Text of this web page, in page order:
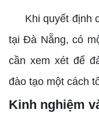
Khi quyết định
tại Đà Nẵng, có
cần xem xét để
đào tạo một cách
Kinh nghiệm